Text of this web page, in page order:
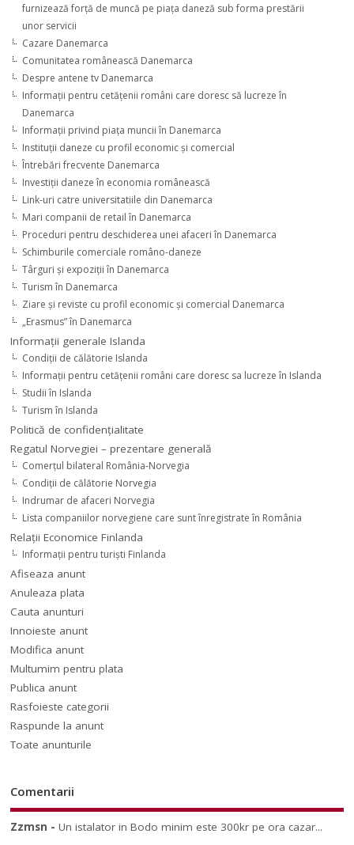
furnizează forţă de muncă pe piaţa daneză sub forma prestării
unor servicii
Cazare Danemarca
Comunitatea românească Danemarca
Despre antene tv Danemarca
Informaţii pentru cetăţenii români care doresc să lucreze în
Danemarca
Informaţii privind piaţa muncii în Danemarca
Instituţii daneze cu profil economic şi comercial
Întrebări frecvente Danemarca
Investiţii daneze în economia românească
Link-uri catre universitatiile din Danemarca
Mari companii de retail în Danemarca
Proceduri pentru deschiderea unei afaceri în Danemarca
Schimburile comerciale româno-daneze
Târguri şi expoziţii în Danemarca
Turism în Danemarca
Ziare şi reviste cu profil economic şi comercial Danemarca
„Erasmus” în Danemarca
Informaţii generale Islanda
Condiţii de călătorie Islanda
Informaţii pentru cetăţenii români care doresc sa lucreze în Islanda
Studii în Islanda
Turism în Islanda
Politică de confidențialitate
Regatul Norvegiei – prezentare generală
Comerţul bilateral România-Norvegia
Condiții de călătorie Norvegia
Indrumar de afaceri Norvegia
Lista companiilor norvegiene care sunt înregistrate în România
Relaţii Economice Finlanda
Informaţii pentru turişti Finlanda
Afiseaza anunt
Anuleaza plata
Cauta anunturi
Innoieste anunt
Modifica anunt
Multumim pentru plata
Publica anunt
Rasfoieste categorii
Raspunde la anunt
Toate anunturile
Comentarii
Zzmsn -Un istalator in Bodo minim este 300kr pe ora cazar...